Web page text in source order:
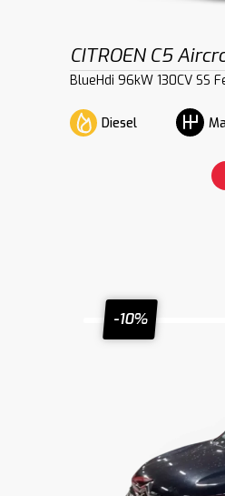
CITROEN C5
BlueHdi 96kW 130CV SS
Diesel
-10%